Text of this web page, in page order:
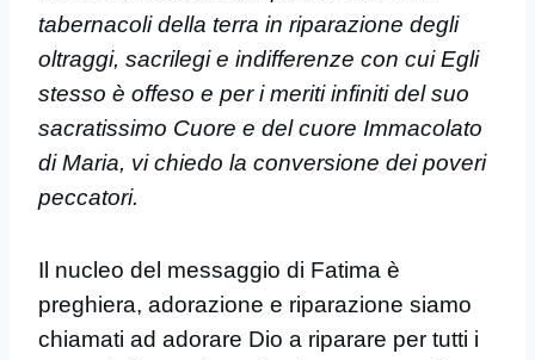
tabernacoli della terra in riparazione degli
oltraggi, sacrilegi e indifferenze con cui Egli
stesso è offeso e per i meriti infiniti del suo
sacratissimo Cuore e del cuore Immacolato
di Maria, vi chiedo la conversione dei poveri
peccatori.
Il nucleo del messaggio di Fatima è
preghiera, adorazione e riparazione siamo
chiamati ad adorare Dio a riparare per tutti i